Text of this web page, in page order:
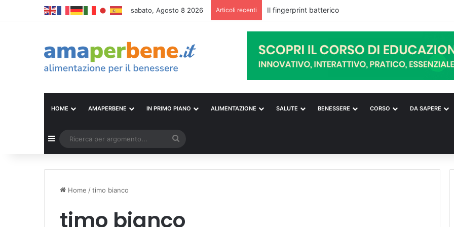
sabato, Agosto 8 2026 Articoli recenti Il fingerprint batterico
HOME AMAPERBENE IN PRIMO PIANO ALIMENTAZIONE SALUTE BENESSERE CORSO DA SAPERE
Barra laterale
per
Home /timo bianco
timo bianco